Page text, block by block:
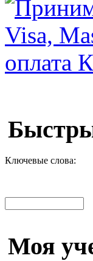
Ключевые слова:
Моя